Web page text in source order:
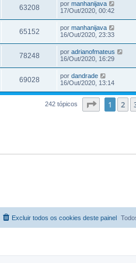
63208 por manhanijava
17/Out/2020, 00:42
65152 por manhanijava
16/Out/2020, 23:33
78248 por adrianofmateus
16/Out/2020, 16:29
69028 por dandrade
16/Out/2020, 13:14
242 tópicos Página1
1 2
Excluir todos os cookies deste painel